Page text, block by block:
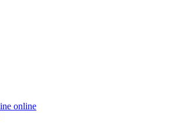
online